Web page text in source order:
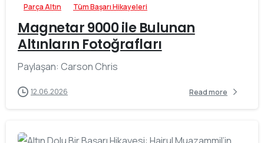
Parça Altın Tüm Başarı Hikayeleri
Magnetar 9000 ile Bulunan
Altınların Fotoğrafları
Paylaşan: Carson Chris
12.06.2026 Read more